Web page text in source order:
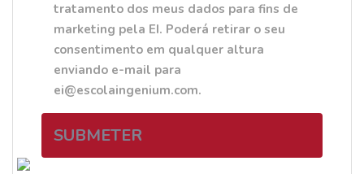
tratamento dos meus dados para fins de
marketing pela EI. Poderá retirar o seu
consentimento em qualquer altura
enviando e-mail para
ei@escolaingenium.com.
SUBMETER